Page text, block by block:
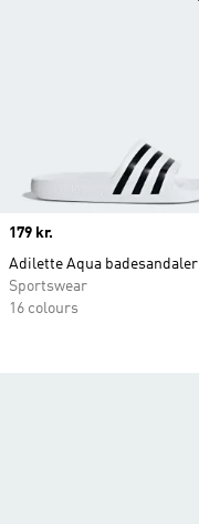
Price
179 kr.
Adilette Aqua badesandaler
Sportswear
16 colours